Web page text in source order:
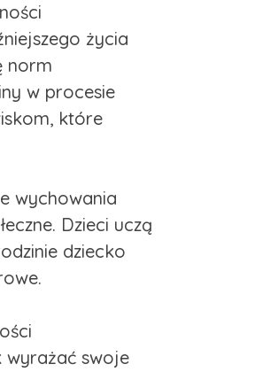
życia
norm
w procesie
które
wychowania
Dzieci uczą
dziecko
wyrażać swoje